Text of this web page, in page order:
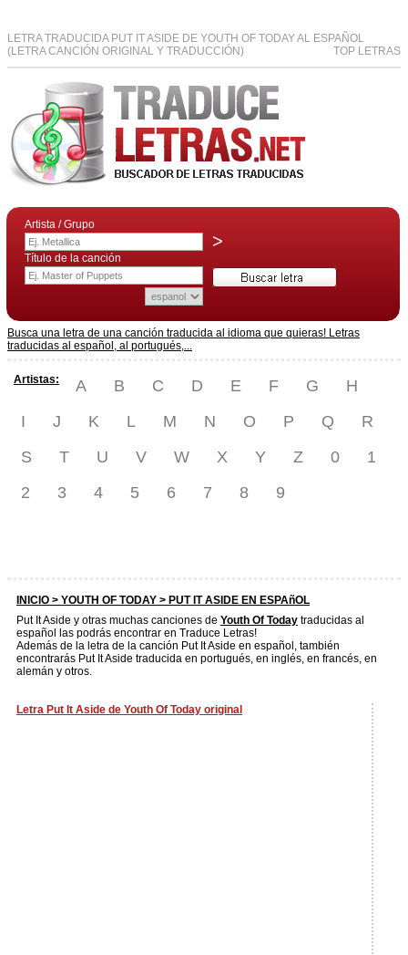
LETRA TRADUCIDA PUT IT ASIDE DE YOUTH OF TODAY AL ESPAÑOL
(LETRA CANCIÓN ORIGINAL Y TRADUCCIÓN)
TOP LETRAS
Artista / Grupo
>
Título de la canción
Busca una letra de una canción traducida al idioma que quieras! Letras
traducidas al español, al portugués,...
Artistas: A B C D E F G
H
I
J K L M N O P Q
R
S
T U V W X Y Z 0
1
2
3 4 5 6 7 8 9
INICIO > YOUTH OF TODAY > PUT IT ASIDE EN ESPAñOL
Put It Aside y otras muchas canciones de Youth Of Today traducidas al
español las podrás encontrar en Traduce Letras!
Además de la letra de la canción Put It Aside en español, también
encontrarás Put It Aside traducida en portugués, en inglés, en francés, en
alemán y otros.
Letra Put It Aside de Youth Of Today original